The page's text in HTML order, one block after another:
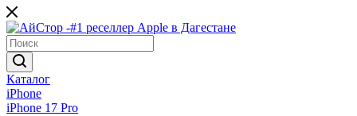
Каталог
iPhone
iPhone 17 Pro